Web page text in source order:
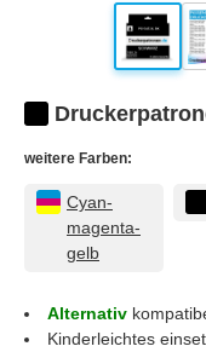
weitere Farben:
Cyan-
magenta-
gelb
Alternativ
Kinderleichtes